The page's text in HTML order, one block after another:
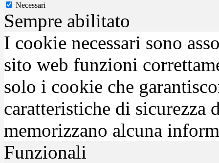
Necessari
Sempre abilitato
I cookie necessari sono
sito web funzioni
solo i cookie che
caratteristiche di sicurezza
memorizzano alcuna
Funzionali